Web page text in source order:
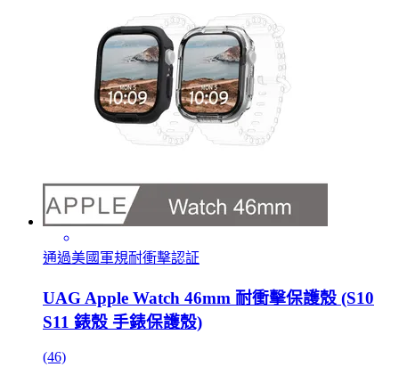
通過美國軍規耐衝擊認証
UAG Apple Watch 46mm 耐衝擊保護殼 (S10
S11 錶殼 手錶保護殼)
(46)